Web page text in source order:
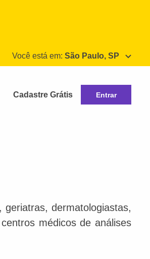
Você está em: São Paulo, SP
Cadastre Grátis Entrar
dermatologiastas,
médicos de análises